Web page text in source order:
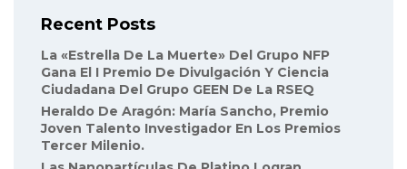
Recent Posts
La «Estrella De La Muerte» Del Grupo NFP
Gana El I Premio De Divulgación Y Ciencia
Ciudadana Del Grupo GEEN De La RSEQ
Heraldo De Aragón: María Sancho, Premio
Joven Talento Investigador En Los Premios
Tercer Milenio.